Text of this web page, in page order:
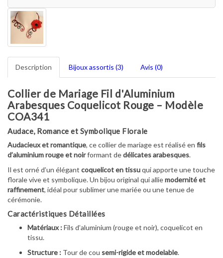
Description Bijoux assortis (3) Avis (0)
Collier de Mariage Fil d'Aluminium
Arabesques Coquelicot Rouge – Modèle
COA341
Audace, Romance et Symbolique Florale
Audacieux et romantique, ce collier de mariage est réalisé en fils
d’aluminium rouge et noirformant dedélicates arabesques.
Il est orné d’un élégant coquelicot en tissuqui apporte une touche
florale vive et symbolique. Un bijou original qui alliemodernité et
raffinement, idéal pour sublimer une mariée ou une tenue de
cérémonie.
Caractéristiques Détaillées
Matériaux :Fils d’aluminium (rouge et noir), coquelicot en
tissu.
Structure : Tour de cou semi-rigide et modelable.